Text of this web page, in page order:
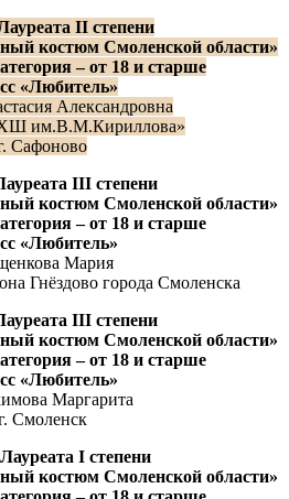
II степени
костюм Смоленской области»
–от 18 и старше
«Любитель»
Александровна
им.В.М.Кириллова»
Сафоново
III степени
костюм Смоленской области»
–от 18 и старше
«Любитель»
Мария
Гнёздово города Смоленска
III степени
костюм Смоленской области»
–от 18 и старше
«Любитель»
Маргарита
Смоленск
Лауреата I степени
костюм Смоленской области»